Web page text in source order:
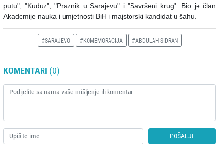
putu", "Kuduz", "Praznik u Sarajevu" i "Savršeni krug". Bio je član
Akademije nauka i umjetnosti BiH i majstorski kandidat u šahu.
#SARAJEVO #KOMEMORACIJA #ABDULAH SIDRAN
KOMENTARI (0)
POŠALJI